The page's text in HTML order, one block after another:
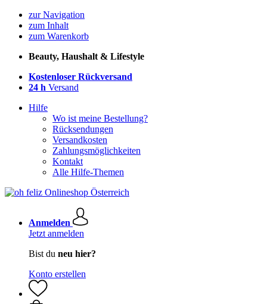
zur Navigation
zum Inhalt
zum Warenkorb
Beauty, Haushalt & Lifestyle
Kostenloser Rückversand
24 h Versand
Hilfe
Wo ist meine Bestellung?
Rücksendungen
Versandkosten
Zahlungsmöglichkeiten
Kontakt
Alle Hilfe-Themen
Anmelden
Jetzt anmelden
Bist du neu hier?
Konto erstellen